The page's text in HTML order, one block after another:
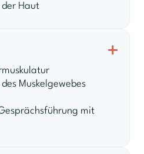
der Haut
Muskelgewebes
mit